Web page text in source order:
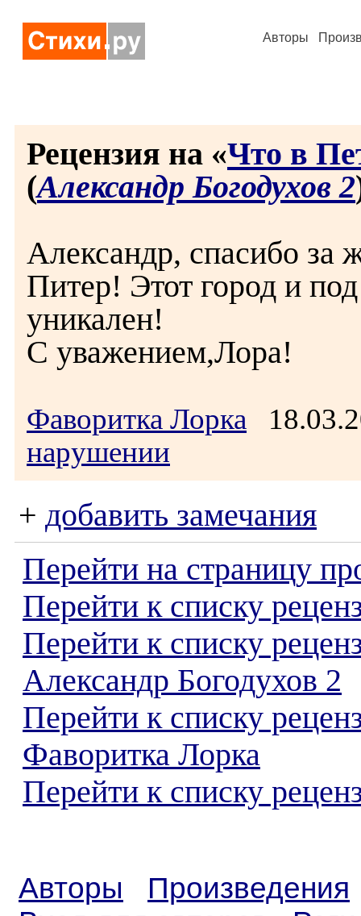
Авторы
Рецензия на «Что в
(Александр Богодухов 2
Александр, спасибо за
Питер! Этот город и
уникален!
С уважением,Лора!
Фаворитка Лорка
нарушении
+ добавить замечания
Перейти на страницу
Перейти к списку
Перейти к списку
Александр Богодухов 2
Перейти к списку
Фаворитка Лорка
Перейти к списку
Авторы
Произведения